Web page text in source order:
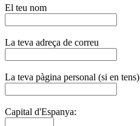
El teu nom
La teva adreça de correu
La teva pàgina personal (si en tens)
Capital d'Espanya: